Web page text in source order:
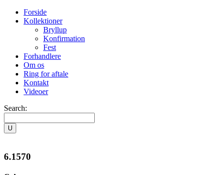
Forside
Kollektioner
Bryllup
Konfirmation
Fest
Forhandlere
Om os
Ring for aftale
Kontakt
Videoer
Search:
6.1570